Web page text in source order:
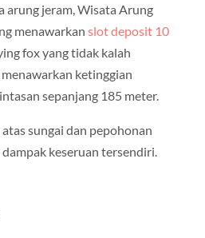
arung jeram, Wisata Arung
menawarkan slot deposit 10
fox yang tidak kalah
ketinggian
sepanjang 185 meter.
sungai dan pepohonan
keseruan tersendiri.